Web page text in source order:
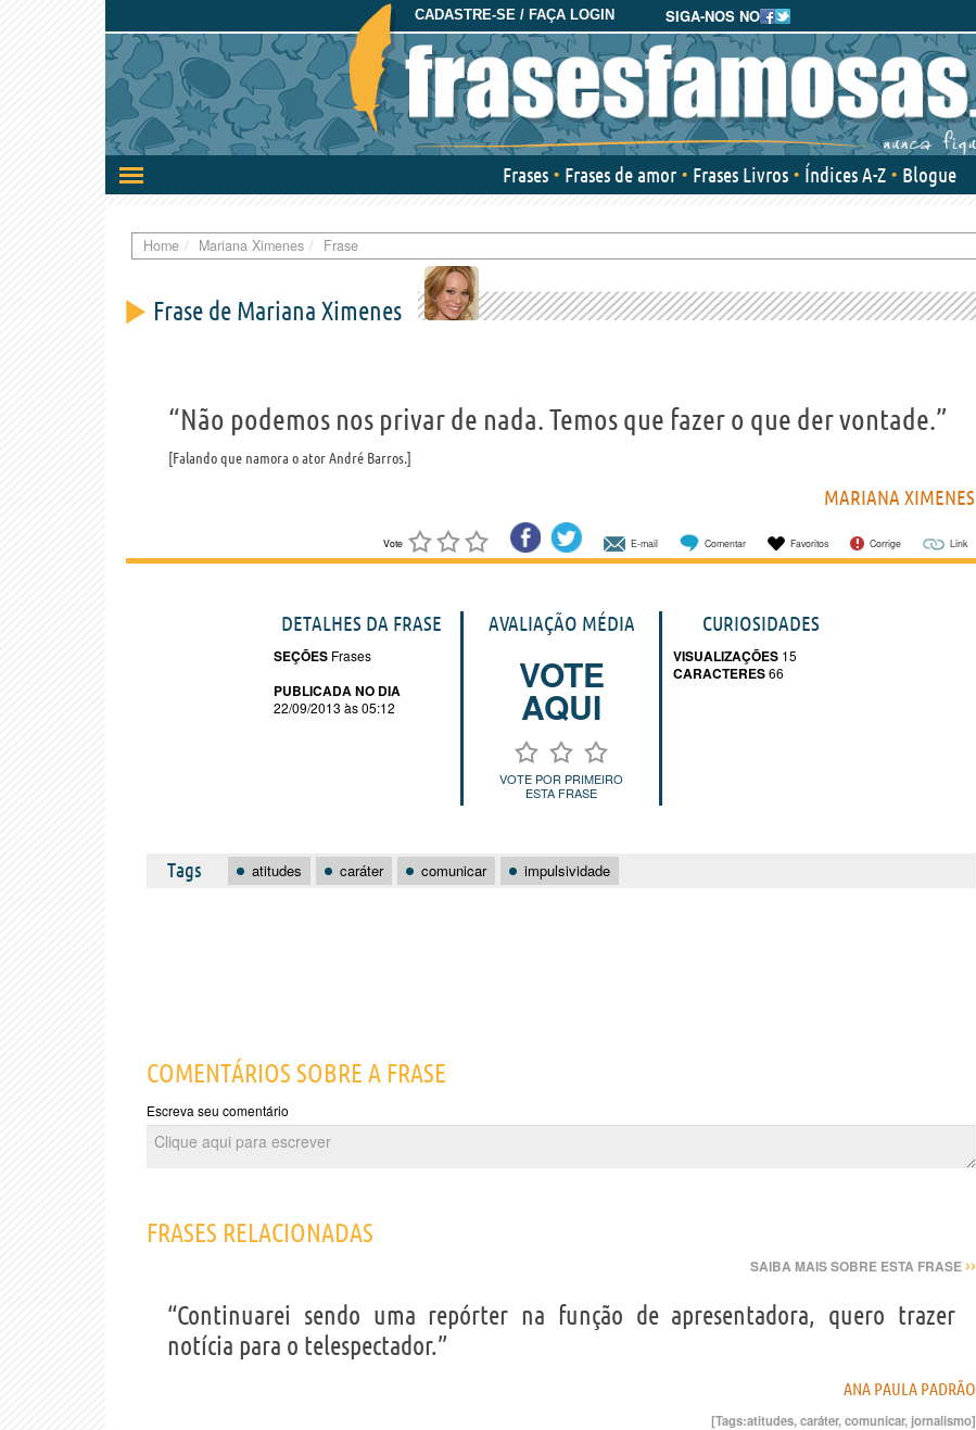
SIGA-NOS NO
CADASTRE-SE / FAÇA LOGIN
Ativar/desativar
a
Frases Frases de amor Frases Livros Índices A-Z Blogue
Home Mariana Ximenes Frase
Frase de Mariana Ximenes
“Não podemos nos privar de nada. Temos que fazer o que der vontade.”
Falando que namora o ator André Barros.
MARIANA XIMENES
Vote E-mail Comentar Favoritos Corrige Link
DETALHES DA FRASE
SEÇÕES Frases
PUBLICADA NO DIA
22/09/2013 às 05:12
AVALIAÇÃO MÉDIA
VOTE
AQUI
VOTE POR PRIMEIRO
ESTA FRASE
CURIOSIDADES
VISUALIZAÇÕES 15
CARACTERES66
Tags atitudes caráter comunicar impulsividade
COMENTÁRIOS SOBRE A FRASE
Escreva seu comentário
FRASES RELACIONADAS
SAIBA MAIS SOBRE ESTA FRASE ››
“Continuarei sendo uma repórter na função de apresentadora, quero trazer
notícia para o telespectador.”
ANA PAULA PADRÃO
[Tags:atitudes,caráter,comunicar, jornalismo]